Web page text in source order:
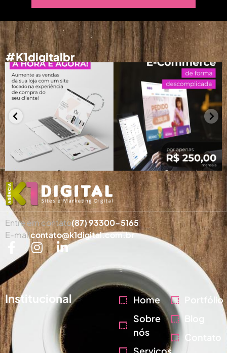
#K1digitalbr
Entre em contato(87) 93300-5165
E-mailcontato@k1digital.com.br
Institucional
Home
Sobre
nós
Portfólio
Contato